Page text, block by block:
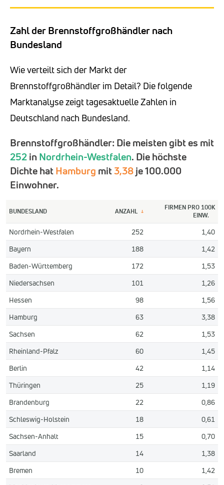
Zahl der Brennstoffgroßhändler nach
Bundesland
Wie verteilt sich der Markt der
Brennstoffgroßhändler im Detail? Die folgende
Marktanalyse zeigt tagesaktuelle Zahlen in
Deutschland nach Bundesland.
Brennstoffgroßhändler: Die meisten gibt es mit
252in Nordrhein-Westfalen. Die höchste
Dichte hatHamburg mit3,38je 100.000
Einwohner.
BUNDESLAND ANZAHL ↓
FIRMEN PRO 100K
EINW.
Nordrhein-Westfalen 252
1,40
Bayern
188
1,42
Baden-Württemberg
172
1,53
Niedersachsen
101
1,26
Hessen
98
1,56
Hamburg
63
3,38
Sachsen
62
1,53
Rheinland-Pfalz
60
1,45
Berlin
42
1,14
Thüringen
25
1,19
Brandenburg
22
0,86
Schleswig-Holstein
18
0,61
Sachsen-Anhalt
15
0,70
Saarland
14
1,38
Bremen
10
1,42